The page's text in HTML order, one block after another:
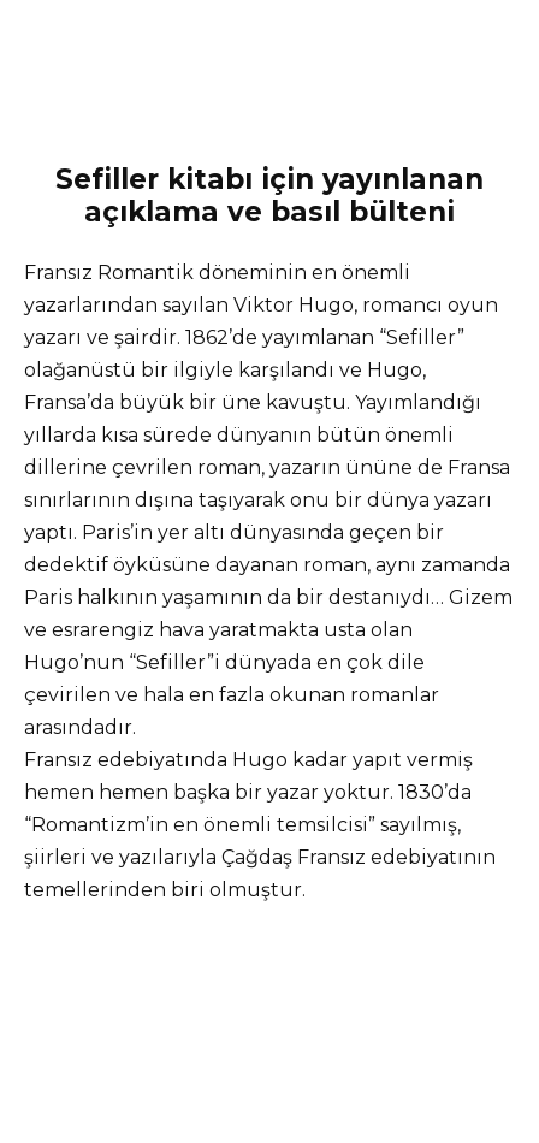
Sefiller kitabı için yayınlanan
açıklama ve basıl bülteni
Fransız Romantik döneminin en önemli
yazarlarından sayılan Viktor Hugo, romancı oyun
yazarı ve şairdir. 1862’de yayımlanan “Sefiller”
olağanüstü bir ilgiyle karşılandı ve Hugo,
Fransa’da büyük bir üne kavuştu. Yayımlandığı
yıllarda kısa sürede dünyanın bütün önemli
dillerine çevrilen roman, yazarın ününe de Fransa
sınırlarının dışına taşıyarak onu bir dünya yazarı
yaptı. Paris’in yer altı dünyasında geçen bir
dedektif öyküsüne dayanan roman, aynı zamanda
Paris halkının yaşamının da bir destanıydı… Gizem
ve esrarengiz hava yaratmakta usta olan
Hugo’nun “Sefiller”i dünyada en çok dile
çevirilen ve hala en fazla okunan romanlar
arasındadır.
Fransız edebiyatında Hugo kadar yapıt vermiş
hemen hemen başka bir yazar yoktur. 1830’da
“Romantizm’in en önemli temsilcisi” sayılmış,
şiirleri ve yazılarıyla Çağdaş Fransız edebiyatının
temellerinden biri olmuştur.